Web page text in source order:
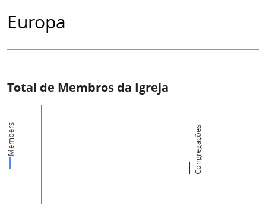
Europa
Total de Membros da Igreja
Members Congregações